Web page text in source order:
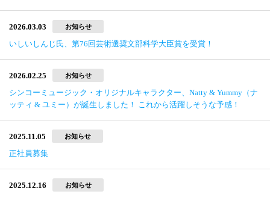
2026.03.03 お知らせ
いしいしんじ氏、第76回芸術選奨文部科学大臣賞を受賞！
2026.02.25 お知らせ
シンコーミュージック・オリジナルキャラクター、Natty & Yummy（ナ
ッティ & ユミー）が誕生しました！ これから活躍しそうな予感！
2025.11.05 お知らせ
正社員募集
2025.12.16 お知らせ